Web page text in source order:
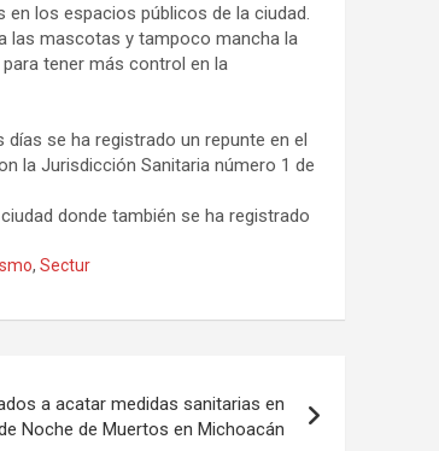
los espacios públicos de la ciudad.
las mascotas y tampoco mancha la
tener más control en la
se ha registrado un repunte en el
la Jurisdicción Sanitaria número 1 de
donde también se ha registrado
, Sectur
a acatar medidas sanitarias en
Noche de Muertos en Michoacán